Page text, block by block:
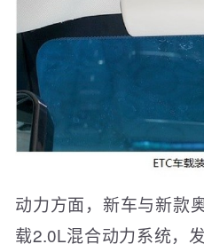
动力方面，新车与新款
载2.0L混合动力系统，